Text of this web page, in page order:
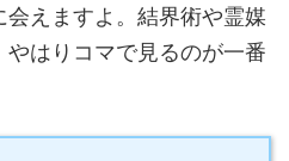
えますよ。結界術や霊媒
はりコマで見るのが一番